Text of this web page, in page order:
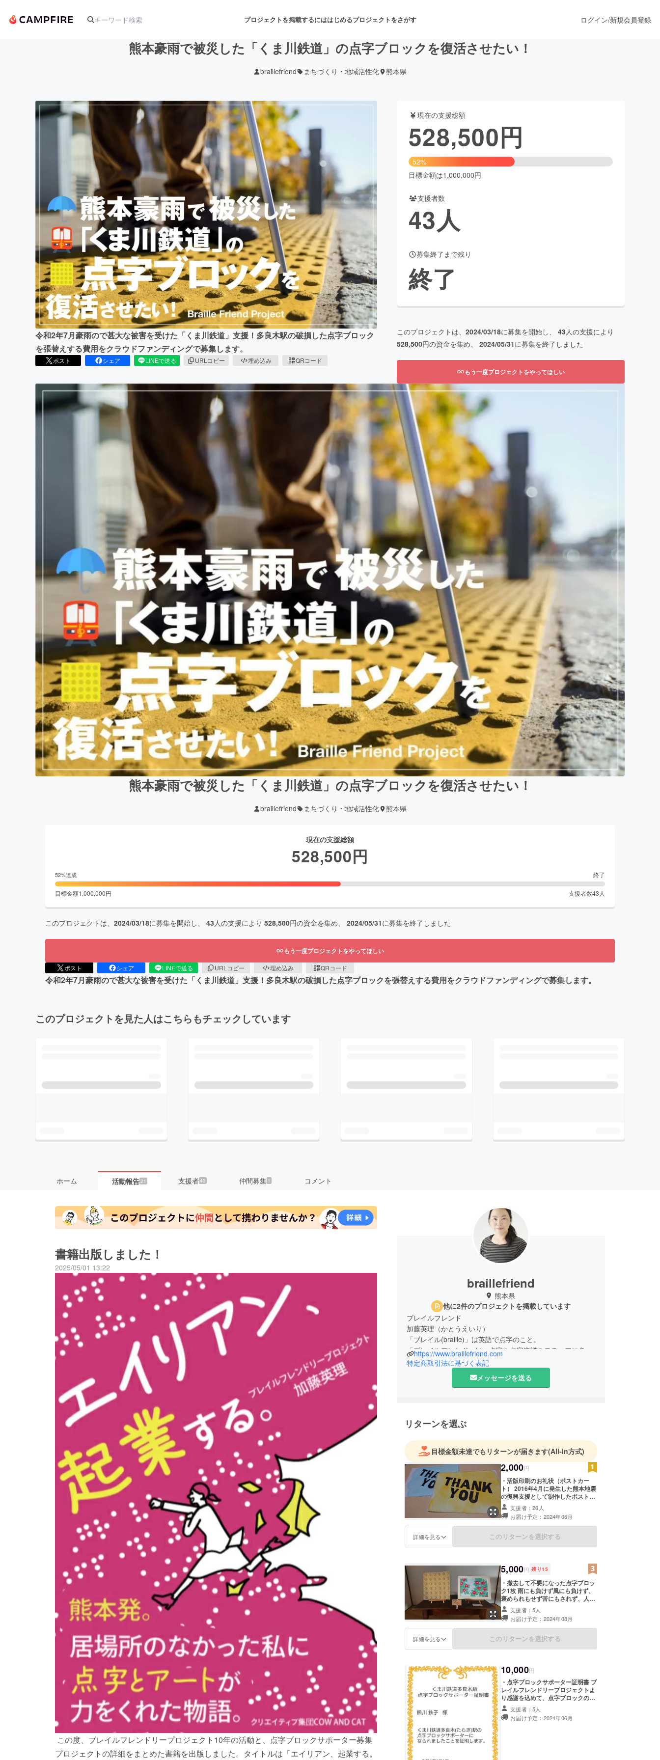
プロジェクトを掲載するにははじめるプロジェクトをさがす
アート・写真 音楽 舞台・パフォーマンス
テクノロジー・ガジェット ゲーム・サービス開発 ファッション
映像・映画 書籍・雑誌出版
ビジネス・起業 チャレンジ ビューティー・ヘルスケア
まちづくり・地域活性化
CAMPFIRE for Social GoodCAMPFIRE Creation
CAMPFIREふるさと納税 machi-yaコミュニティ
ログイン/新規会員登録
熊本豪雨で被災した「くま川鉄道」の点字ブロックを復活させたい！
braillefriend まちづくり・地域活性化 熊本県
令和2年7月豪雨ので甚大な被害を受けた「くま川鉄道」支援！多良木駅の破損した点字ブロック
を張替えする費用をクラウドファンディングで募集します。
ポスト シェア LINEで送る URLコピー 埋め込み QRコード
現在の支援総額
528,500円
52%
目標金額は1,000,000円
支援者数
43人
募集終了まで残り
終了
このプロジェクトは、 2024/03/18に募集を開始し、 43人の支援により
528,500円の資金を集め、 2024/05/31に募集を終了しました
もう一度プロジェクトをやってほしい
熊本豪雨で被災した「くま川鉄道」の点字ブロックを復活させたい！
braillefriend まちづくり・地域活性化 熊本県
現在の支援総額
528,500円
52%達成 終了
目標金額1,000,000円 支援者数43 人
このプロジェクトは、 2024/03/18に募集を開始し、 43人の支援により 528,500円の資金を集め、 2024/05/31に募集を終了しました
もう一度プロジェクトをやってほしい
ポスト シェア LINEで送る URLコピー 埋め込み QRコード
令和2年7月豪雨ので甚大な被害を受けた「くま川鉄道」支援！多良木駅の破損した点字ブロックを張替えする費用をクラウドファンディングで募集します。
このプロジェクトを見た人はこちらもチェックしています
ホーム 活動報告21 支援者43 仲間募集 1 コメント
書籍出版しました！
2025/05/01 13:22
この度、ブレイルフレンドリープロジェクト10年の活動と、点字ブロックサポーター募集
プロジェクトの詳細をまとめた書籍を出版しました。タイトルは「エイリアン、起業する。
braillefriend
熊本県
他に2件のプロジェクトを掲載しています
ブレイルフレンド
加藤英理（かとうえいり）
「ブレイル(braille)」は英語で点字のこと。
「ブレイルフレンド」は、点字や点字楽譜をモチーフに色や
形をアレンジしたアート作品です。
「自分らしさは気付いた回数」をコンセプトに、目が見える
見えない関係なく、どんな人も一緒に楽しめる作品を作って
また、熊本地震や令和2年7月豪雨の復興支援として、チャリ
https://www.braillefriend.com
特定商取引法に基づく表記
メッセージを送る
リターンを選ぶ
目標金額未達でもリターンが届きます(All-in方式)
2,000円
・活版印刷のお礼状（ポストカー
ト） 2016年4月に発生した熊本地震
の復興支援として制作したポスト
カードです。 南阿蘇村（白川水源）
の湧き水で手すきした和紙に、活版
印刷と点字でメッセージを入れまし
た。 活版印刷は、約400年前にヨー
ロッパから熊本県天草地方に伝来し
は、主人公が活版印刷所で活字拾い
の仕事をする場面があります。 活版
印刷：THANK YOU 点字：ありがと
う ※すべて手作業の1点もののた
め、色などは選べません。
支援者：26人
お届け予定：2024年06月
詳細を見る このリターンを選択する
5,000円 残り15
・撤去して不要になった点字ブロッ
ク1枚 雨にも負けず風にも負けず、
褒められもせず苦にもされず、人知
れず視覚障害者が安全に歩けるよう
働いている点字ブロック。 多良木駅
での役目を終えて不要になった点字
ブロック1枚をお届けします。 その
ままインテリアとして飾ってもよ
が、破損したり色が褪せているもの
があります。
支援者：5人
お届け予定：2024年08月
詳細を見る このリターンを選択する
10,000円
・点字ブロックサポーター証明書 ブ
レイルフレンドリープロジェクトよ
り感謝を込めて、点字ブロックのサ
ポーター証明書を発行します。
支援者：5人
お届け予定：2024年06月